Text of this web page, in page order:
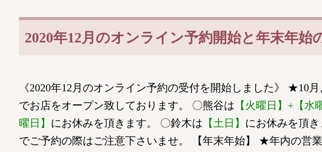
2020年12月のオンライン予約開始と年末年始
《2020年12月のオンライン予約の受付を開始しました》 ★10月
でお店をオープン致しております。 〇熊谷は 【火曜日】+【水
曜日】 にお休みを頂きます。 〇鈴木は 【土日】 にお休みを頂
でご予約の際はご注意下さいませ。 【年末年始】 ★年内の営